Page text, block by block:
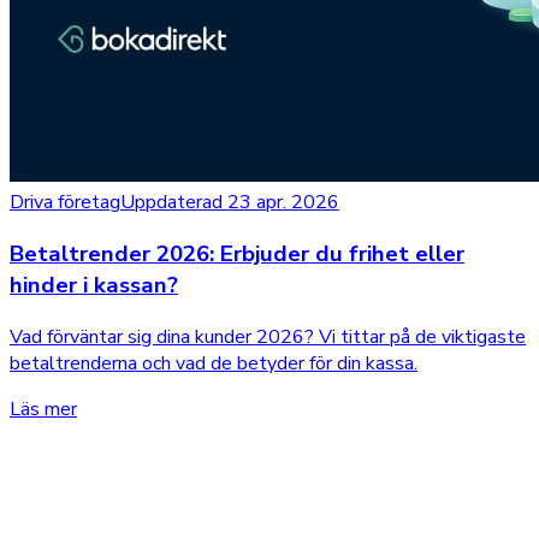
Driva företagUppdaterad 23 apr. 2026
Betaltrender 2026: Erbjuder du frihet eller
hinder i kassan?
Vad förväntar sig dina kunder 2026? Vi tittar på de viktigaste
betaltrenderna och vad de betyder för din kassa.
Läs mer